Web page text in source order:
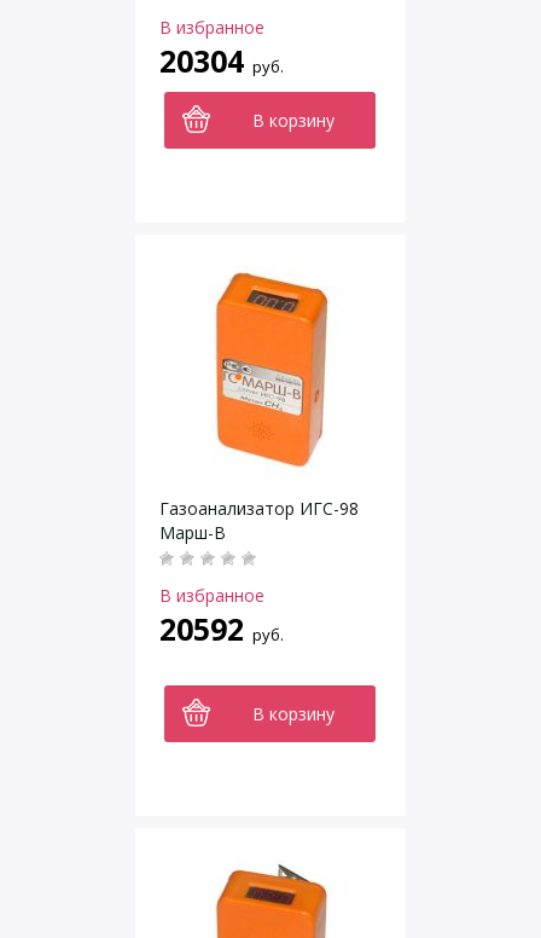
В избранное
20304 руб.
В корзину
Газоанализатор ИГС-98
Марш-В
В избранное
20592 руб.
В корзину